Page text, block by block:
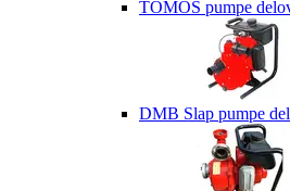
TOMOS pumpe
DMB Slap pumpe